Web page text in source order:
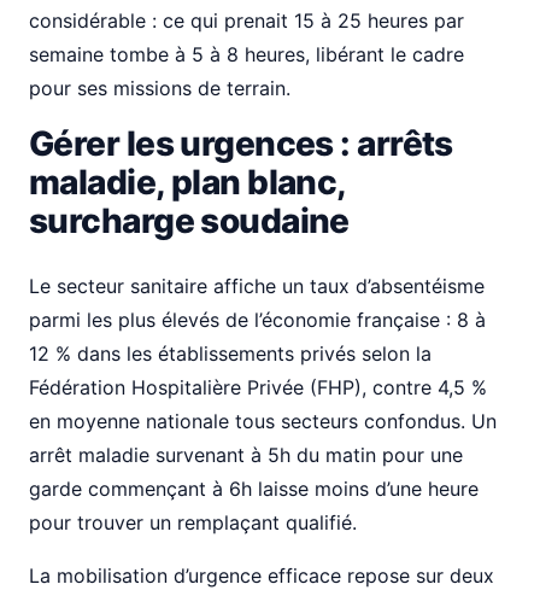
considérable : ce qui prenait 15 à 25 heures par
semaine tombe à 5 à 8 heures, libérant le cadre
pour ses missions de terrain.
Gérer les urgences : arrêts
maladie, plan blanc,
surcharge soudaine
Le secteur sanitaire affiche un taux d’absentéisme
parmi les plus élevés de l’économie française : 8 à
12 % dans les établissements privés selon la
Fédération Hospitalière Privée (FHP), contre 4,5 %
en moyenne nationale tous secteurs confondus. Un
arrêt maladie survenant à 5h du matin pour une
garde commençant à 6h laisse moins d’une heure
pour trouver un remplaçant qualifié.
La mobilisation d’urgence efficace repose sur deux